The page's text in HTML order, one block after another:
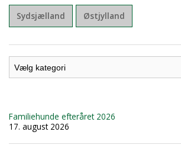
Sydsjælland Østjylland
Familiehunde efteråret 2026
17. august 2026